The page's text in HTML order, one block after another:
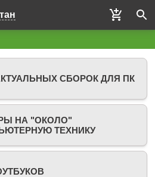
СБОРОК ДЛЯ ПК
НА "ОКОЛО"
ТЕХНИКУ